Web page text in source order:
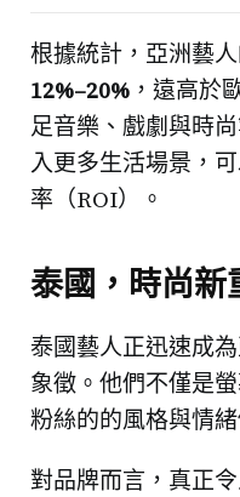
根據統計，亞洲藝
12%–20% ，遠高於
足音樂、戲劇與時
入更多生活場景，
率（ROI）。
泰國，時尚新
泰國藝人正迅速成
象徵。他們不僅是
粉絲的的風格與情
對品牌而言，真正